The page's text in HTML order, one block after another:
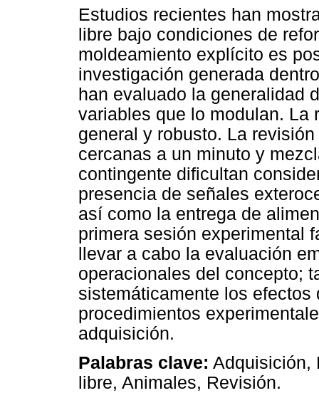
Estudios recientes han
libre bajo condiciones de
moldeamiento explícito es
investigación generada
han evaluado la generalidad
variables que lo modulan. La
general y robusto. La
cercanas a un minuto y
contingente dificultan
presencia de señales
así como la entrega de
primera sesión experimental
llevar a cabo la evaluación
operacionales del concepto;
sistemáticamente los
procedimientos
adquisición.
Palabras clave: Adquisición,
libre, Animales, Revisión.